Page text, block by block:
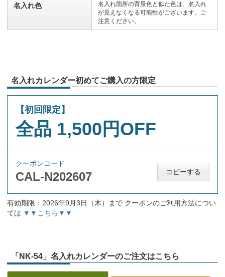
名入れ色
名入れ箇所の背景色と似た色は、名入れ
が見えなくなる可能性がございます。ご
注意ください。
名入れカレンダー初めてご購入の方限定
【初回限定】
全品 1,500円OFF
クーポンコード
CAL-N202607 コピーする
有効期限：2026年9月3日（木）まで クーポンのご利用方法につい
ては ▼▼こちら▼▼
「NK-54」名入れカレンダーのご注文はこちら